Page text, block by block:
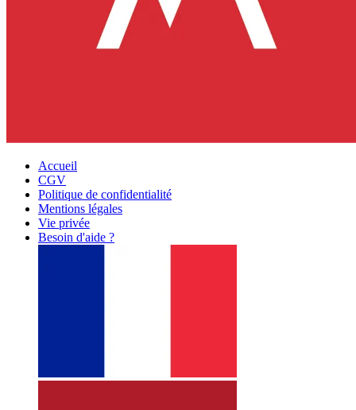
Accueil
CGV
Politique de confidentialité
Mentions légales
Vie privée
Besoin d'aide ?